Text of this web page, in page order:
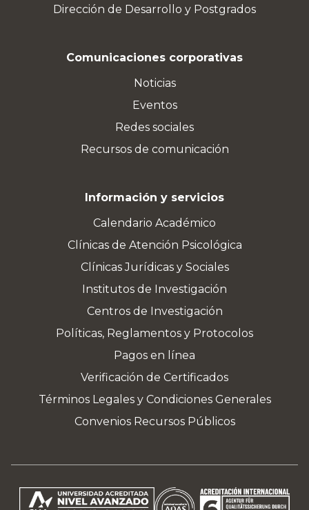
Dirección de Desarrollo y Postgrados
Comunicaciones corporativas
Noticias
Eventos
Redes sociales
Recursos de comunicación
Información y servicios
Calendario Académico
Clínicas de Atención Psicológica
Clínicas Jurídicas y Sociales
Institutos de Investigación
Centros de Investigación
Políticas, Reglamentos y Protocolos
Pagos en línea
Verificación de Certificados
Términos Legales y Condiciones Generales
Convenios Recursos Públicos